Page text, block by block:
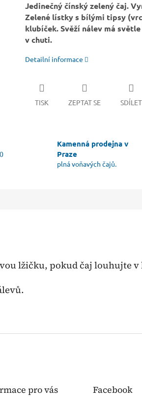
Jedinečný čínský zelený čaj.
Zelené lístky s bílými tipsy
klubíček. Svěží nálev má
v chuti.
Detailní informace
TISK ZEPTAT SE SDÍLET
Kamenná prodejna v
Praze
plná voňavých čajů.
lžičku, pokud čaj louhujte
pro vás Facebook